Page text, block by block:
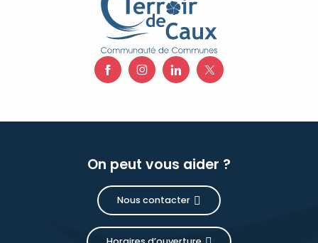
On peut vous aider ?
Nous contacter